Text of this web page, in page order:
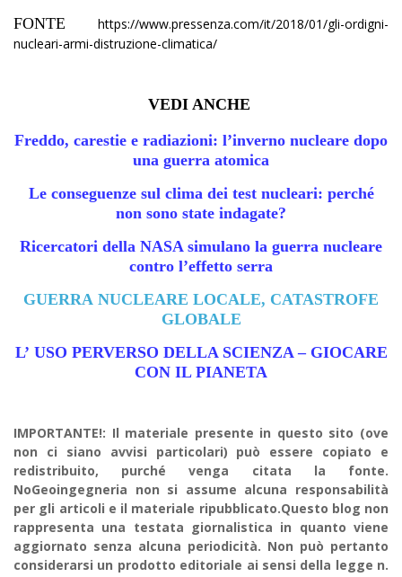
FONTE https://www.pressenza.com/it/2018/01/gli-ordigni-
nucleari-armi-distruzione-climatica/
VEDI ANCHE
Freddo, carestie e radiazioni: l’inverno nucleare dopo
una guerra atomica
Le conseguenze sul clima dei test nucleari: perché
non sono state indagate?
Ricercatori della NASA simulano la guerra nucleare
contro l’effetto serra
GUERRA NUCLEARE LOCALE, CATASTROFE
GLOBALE
L’ USO PERVERSO DELLA SCIENZA – GIOCARE
CON IL PIANETA
IMPORTANTE!: Il materiale presente in questo sito (ove
non ci siano avvisi particolari) può essere copiato e
redistribuito, purché venga citata la fonte.
NoGeoingegneria non si assume alcuna responsabilità
per gli articoli e il materiale ripubblicato.Questo blog non
rappresenta una testata giornalistica in quanto viene
aggiornato senza alcuna periodicità. Non può pertanto
considerarsi un prodotto editoriale ai sensi della legge n.